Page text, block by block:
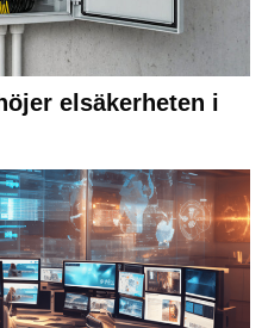
elsäkerheten i